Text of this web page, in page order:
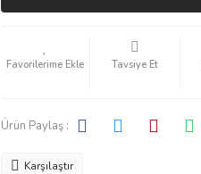
Tavsiye Et
Ürün Paylaş :
Karşılaştır